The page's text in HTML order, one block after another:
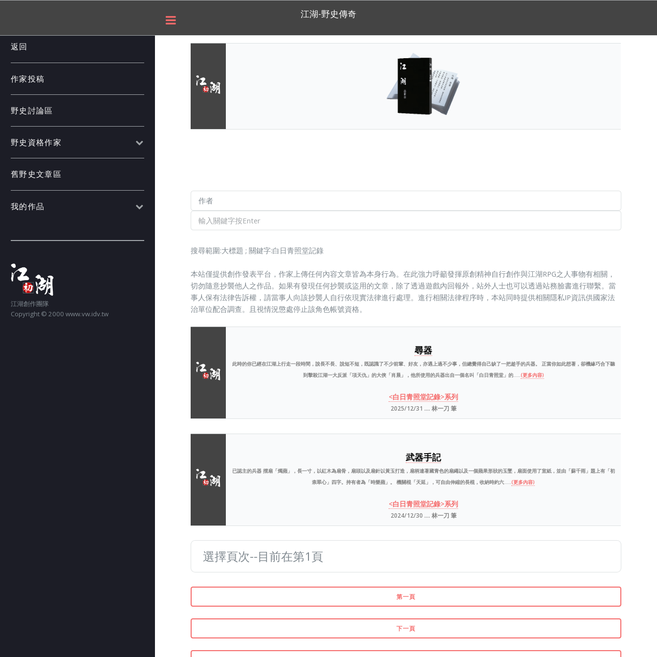
江湖-野史傳奇
搜尋範圍:大標題 ; 關鍵字:白日青照堂記錄
本站僅提供創作發表平台，作家上傳任何內容文章皆為本身行為。在此強力呼籲發揮原創精神自行創作與江湖RPG之人事物有相關，
切勿隨意抄襲他人之作品。如果有發現任何抄襲或盜用的文章，除了透過遊戲內回報外，站外人士也可以透過站務臉書進行聯繫。當
事人保有法律告訴權，請當事人向該抄襲人自行依現實法律進行處理。進行相關法律程序時，本站同時提供相關隱私IP資訊供國家法
治單位配合調查。且視情況懲處停止該角色帳號資格。
尋器
此時的你已經在江湖上行走一段時間，說長不長、說短不短，既認識了不少前輩、好友，亦遇上過不少事，但總覺得自己缺了一把趁手的兵器。 正當你如此想著，卻機緣巧合下聽
到擊殺江湖一大反派「項天仇」的大俠「肖晨」，他所使用的兵器出自一個名叫「白日青照堂」的.....(更多內容)
<白日青照堂記錄>系列
2025/12/31 .... 林一刀 筆
武器手記
已認主的兵器 摺扇「燭蘋」，長一寸，以紅木為扇骨，扇頭以及扇針以黃玉打造，扇柄連著藏青色的扇繩以及一個蘋果形狀的玉墜，扇面使用了宣紙，並由「蘇千雨」題上有「初
柰翠心」四字。持有者為「時樂蘋」。 機關棍「天延」，可自由伸縮的長棍，收納時約六.....(更多內容)
<白日青照堂記錄>系列
2024/12/30 .... 林一刀 筆
第一頁
下一頁
返回
作家投稿
野史討論區
野史資格作家
舊野史文章區
我的作品
江湖創作團隊
Copyright © 2000 www.vw.idv.tw